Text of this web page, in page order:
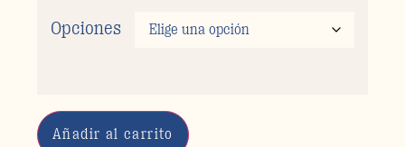
Opciones
Añadir al carrito